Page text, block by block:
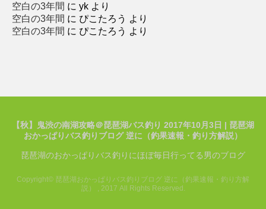
空白の3年間 に yk より
空白の3年間 に ぴこたろう より
空白の3年間 に ぴこたろう より
【秋】鬼渋の南湖攻略＠琵琶湖バス釣り 2017年10月3日 | 琵琶湖
おかっぱりバス釣りブログ 逆に（釣果速報・釣り方解説）
琵琶湖のおかっぱりバス釣りにほぼ毎日行ってる男のブログ
Copyright© 琵琶湖おかっぱりバス釣りブログ 逆に（釣果速報・釣り方解
説） , 2017 All Rights Reserved.